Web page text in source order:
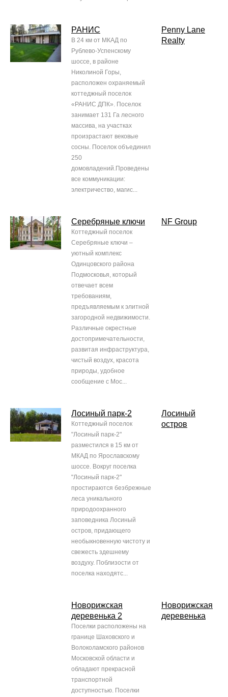
РАНИС
В 24 км от МКАД по
Рублево-Успенскому
шоссе, в районе
Николиной Горы,
расположен охраняемый
коттеджный поселок
«РАНИС ДПК». Поселок
занимает 131 Га лесного
массива, на участках
произрастают вековые
сосны. Поселок объединил
250
домовладений.Проведены
все коммуникации:
электричество, магис...
Penny Lane
Realty
Серебряные ключи
Коттеджный поселок
Серебряные ключи –
уютный комплекс
Одинцовского района
Подмосковья, который
отвечает всем
требованиям,
предъявляемым к элитной
загородной недвижимости.
Различные окрестные
достопримечательности,
развитая инфраструктура,
чистый воздух, красота
природы, удобное
сообщение с Мос...
NF Group
Лосиный парк-2
Коттеджный поселок
"Лосиный парк-2"
разместился в 15 км от
МКАД по Ярославскому
шоссе. Вокруг поселка
"Лосиный парк-2"
простираются безбрежные
леса уникального
природоохранного
заповедника Лосиный
остров, придающего
необыкновенную чистоту и
свежесть здешнему
воздуху. Поблизости от
поселка находятс...
Лосиный
остров
Новорижская
деревенька 2
Поселки расположены на
границе Шаховского и
Волоколамского районов
Московской области и
обладают прекрасной
транспортной
доступностью. Поселки
Новорижская
деревенька